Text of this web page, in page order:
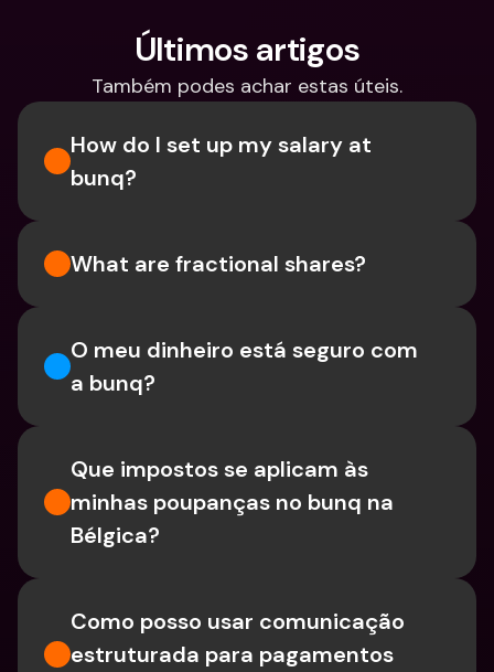
Últimos artigos
Também podes achar estas úteis.
How do I set up my salary at
bunq?
What are fractional shares?
O meu dinheiro está seguro com
a bunq?
Que impostos se aplicam às
minhas poupanças no bunq na
Bélgica?
Como posso usar comunicação
estruturada para pagamentos